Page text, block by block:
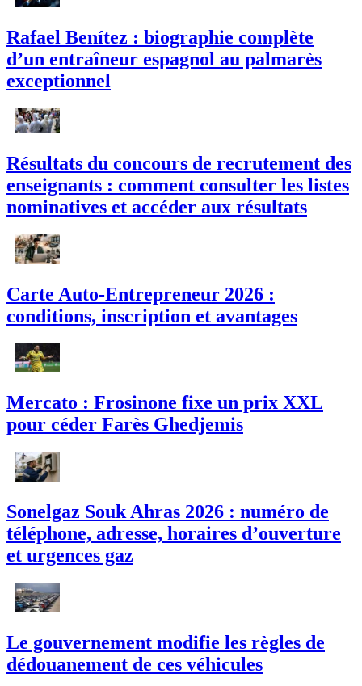
Rafael Benítez : biographie complète
d’un entraîneur espagnol au palmarès
exceptionnel
Résultats du concours de recrutement des
enseignants : comment consulter les listes
nominatives et accéder aux résultats
Carte Auto-Entrepreneur 2026 :
conditions, inscription et avantages
Mercato : Frosinone fixe un prix XXL
pour céder Farès Ghedjemis
Sonelgaz Souk Ahras 2026 : numéro de
téléphone, adresse, horaires d’ouverture
et urgences gaz
Le gouvernement modifie les règles de
dédouanement de ces véhicules